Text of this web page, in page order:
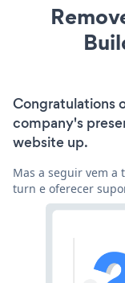
Congratulations
company's
website up.
Mas a seguir vem a
turn e oferecer